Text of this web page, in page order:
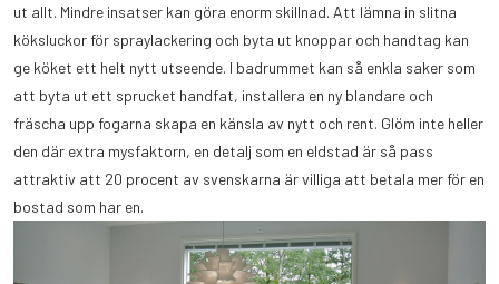
ut allt. Mindre insatser kan göra enorm skillnad. Att lämna in slitna
köksluckor för spraylackering och byta ut knoppar och handtag kan
ge köket ett helt nytt utseende. I badrummet kan så enkla saker som
att byta ut ett sprucket handfat, installera en ny blandare och
fräscha upp fogarna skapa en känsla av nytt och rent. Glöm inte heller
den där extra mysfaktorn, en detalj som en eldstad är så pass
attraktiv att 20 procent av svenskarna är villiga att betala mer för en
bostad som har en.